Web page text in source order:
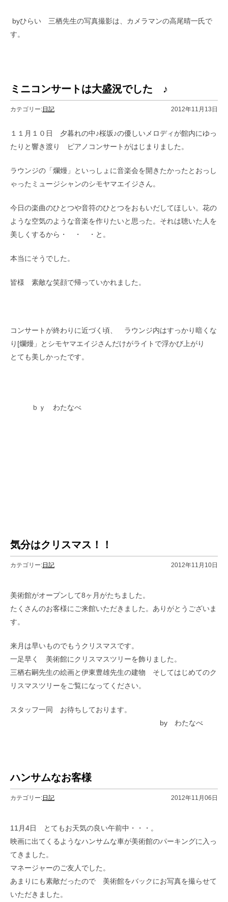
byひらい 三栖先生の写真撮影は、カメラマンの高尾晴一氏で
す。
ミニコンサートは大盛況でした ♪
カテゴリー:日記 2012年11月13日
１１月１０日 夕暮れの中♪桜坂♪の優しいメロディが館内にゆっ
たりと響き渡り ピアノコンサートがはじまりました。
ラウンジの「爛熳」といっしょに音楽会を開きたかったとおっし
ゃったミュージシャンのシモヤマエイジさん。
今日の楽曲のひとつや音符のひとつをおもいだしてほしい。花の
ような空気のような音楽を作りたいと思った。それは聴いた人を
美しくするから・ ・ ・と。
本当にそうでした。
皆様 素敵な笑顔で帰っていかれました。
コンサートが終わりに近づく頃、 ラウンジ内はすっかり暗くな
り[爛熳」とシモヤマエイジさんだけがライトで浮かび上がり
とても美しかったです。
ｂｙ わたなべ
気分はクリスマス！！
カテゴリー:日記 2012年11月10日
美術館がオープンして8ヶ月がたちました。
たくさんのお客様にご来館いただきました。ありがとうございま
す。
来月は早いものでもうクリスマスです。
一足早く 美術館にクリスマスツリーを飾りました。
三栖右嗣先生の絵画と伊東豊雄先生の建物 そしてはじめてのク
リスマスツリーをご覧になってください。
スタッフ一同 お待ちしております。
by わたなべ
ハンサムなお客様
カテゴリー:日記 2012年11月06日
11月4日 とてもお天気の良い午前中・・・。
映画に出てくるようなハンサムな車が美術館のパーキングに入っ
てきました。
マネージャーのご友人でした。
あまりにも素敵だったので 美術館をバックにお写真を撮らせて
いただきました。